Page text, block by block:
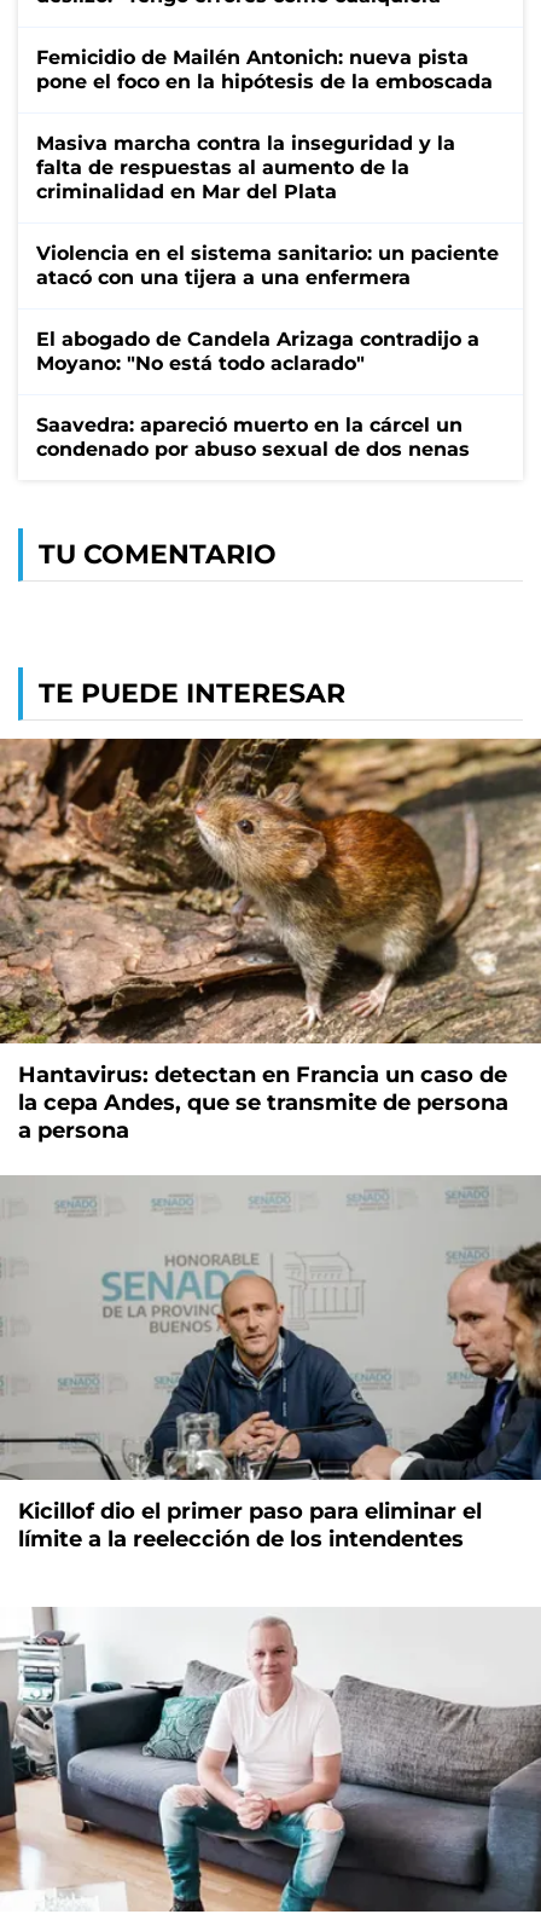
Femicidio de Mailén Antonich: nueva pista
pone el foco en la hipótesis de la emboscada
Masiva marcha contra la inseguridad y la
falta de respuestas al aumento de la
criminalidad en Mar del Plata
Violencia en el sistema sanitario: un paciente
atacó con una tijera a una enfermera
El abogado de Candela Arizaga contradijo a
Moyano: "No está todo aclarado"
Saavedra: apareció muerto en la cárcel un
condenado por abuso sexual de dos nenas
TU COMENTARIO
TE PUEDE INTERESAR
Hantavirus: detectan en Francia un caso de
la cepa Andes, que se transmite de persona
a persona
Kicillof dio el primer paso para eliminar el
límite a la reelección de los intendentes